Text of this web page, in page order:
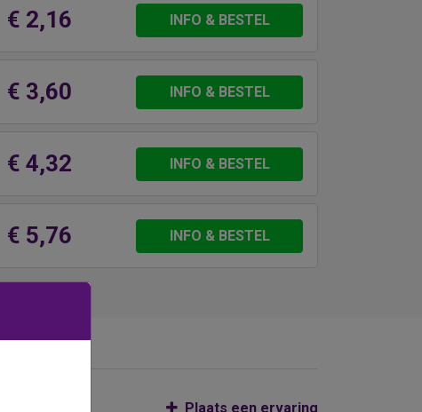
€ 2,16 INFO & BESTEL
€ 3,60 INFO & BESTEL
€ 4,32 INFO & BESTEL
€ 5,76 INFO & BESTEL
Plaats een ervaring